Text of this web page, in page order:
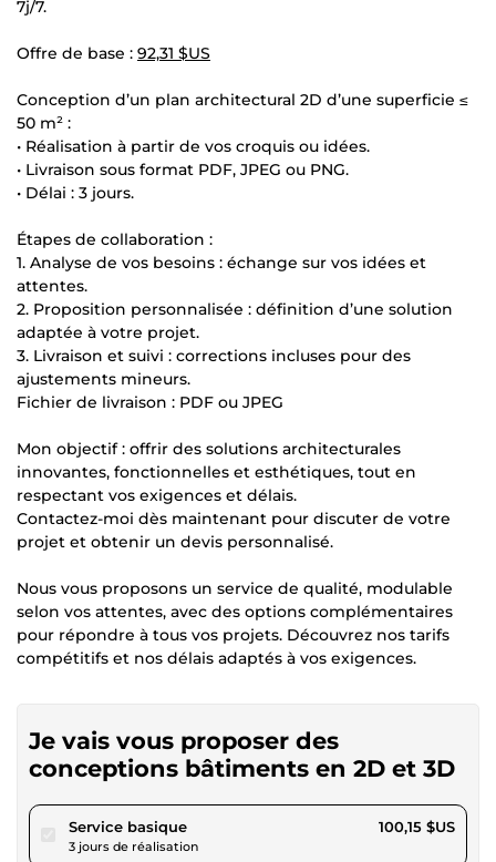
7j/7.
Offre de base : 92,31 $US
Conception d’un plan architectural 2D d’une superficie ≤
50 m² :
• Réalisation à partir de vos croquis ou idées.
• Livraison sous format PDF, JPEG ou PNG.
• Délai : 3 jours.
Étapes de collaboration :
1. Analyse de vos besoins : échange sur vos idées et
attentes.
2. Proposition personnalisée : définition d’une solution
adaptée à votre projet.
3. Livraison et suivi : corrections incluses pour des
ajustements mineurs.
Fichier de livraison : PDF ou JPEG
Mon objectif : offrir des solutions architecturales
innovantes, fonctionnelles et esthétiques, tout en
respectant vos exigences et délais.
Contactez-moi dès maintenant pour discuter de votre
projet et obtenir un devis personnalisé.
Nous vous proposons un service de qualité, modulable
selon vos attentes, avec des options complémentaires
pour répondre à tous vos projets. Découvrez nos tarifs
compétitifs et nos délais adaptés à vos exigences.
Je vais vous proposer des
conceptions bâtiments en 2D et 3D
Service basiquepour 92,31 $US
3 jours de réalisation
100,15 $US